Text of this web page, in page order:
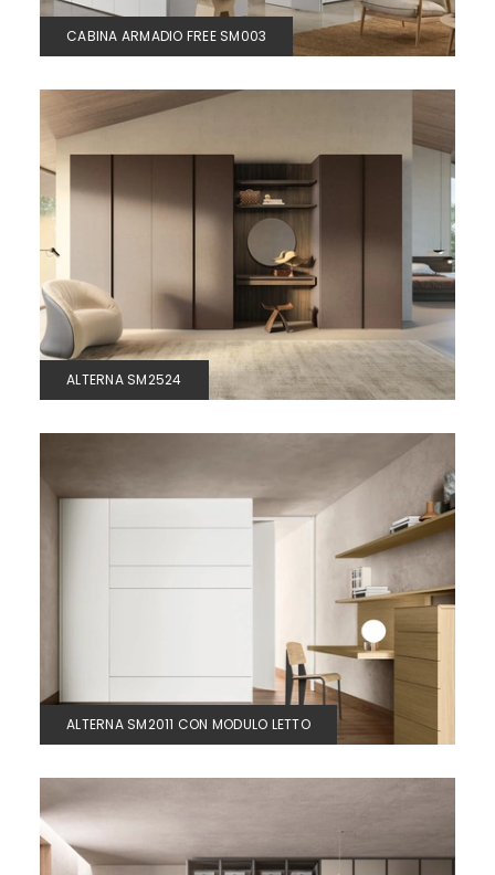
CABINA ARMADIO FREE SM003
ALTERNA SM2524
ALTERNA SM2011 CON MODULO LETTO